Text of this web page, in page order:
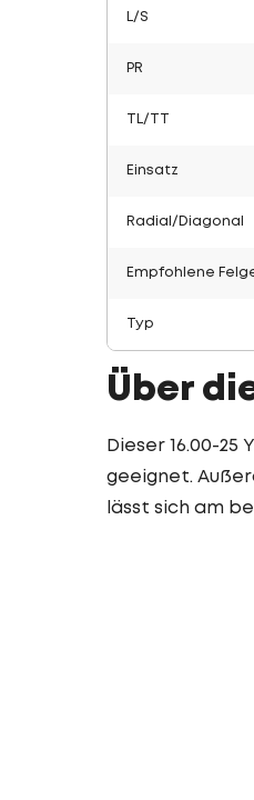
L/S
PR
TL/TT
Einsatz
Radial/Diagonal
Empfohlene
Typ
Über
Dieser 16.00-
geeignet.
lässt sich am